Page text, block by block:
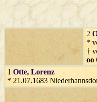
2
*
†
oo
1 Otte, Lorenz
* 21.07.1683